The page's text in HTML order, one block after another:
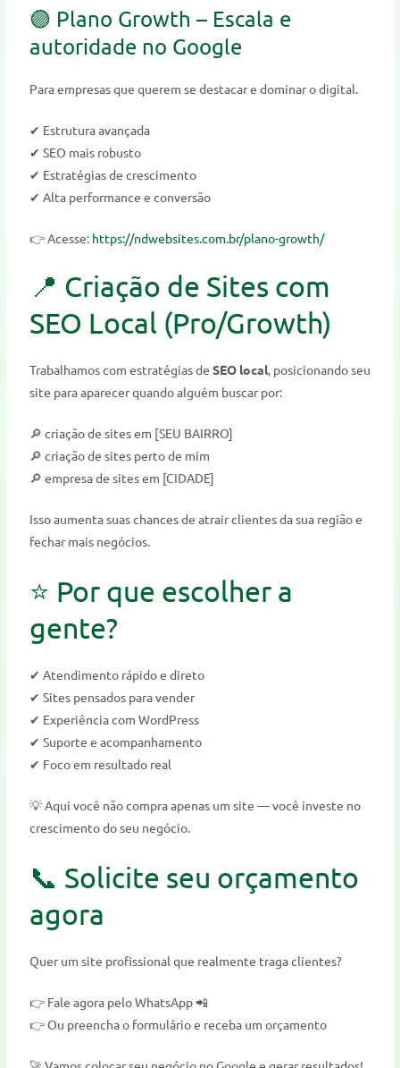
🟣 Plano Growth – Escala e
autoridade no Google
Para empresas que querem se destacar e dominar o digital.
✔ Estrutura avançada
✔ SEO mais robusto
✔ Estratégias de crescimento
✔ Alta performance e conversão
👉 Acesse: https://ndwebsites.com.br/plano-growth/
📍 Criação de Sites com
SEO Local (Pro/Growth)
Trabalhamos com estratégias de SEO local, posicionando seu
site para aparecer quando alguém buscar por:
🔎 criação de sites em [SEU BAIRRO]
🔎 criação de sites perto de mim
🔎 empresa de sites em [CIDADE]
Isso aumenta suas chances de atrair clientes da sua região e
fechar mais negócios.
⭐ Por que escolher a
gente?
✔ Atendimento rápido e direto
✔ Sites pensados para vender
✔ Experiência com WordPress
✔ Suporte e acompanhamento
✔ Foco em resultado real
💡 Aqui você não compra apenas um site — você investe no
crescimento do seu negócio.
📞 Solicite seu orçamento
agora
Quer um site profissional que realmente traga clientes?
👉 Fale agora pelo WhatsApp 📲
👉 Ou preencha o formulário e receba um orçamento